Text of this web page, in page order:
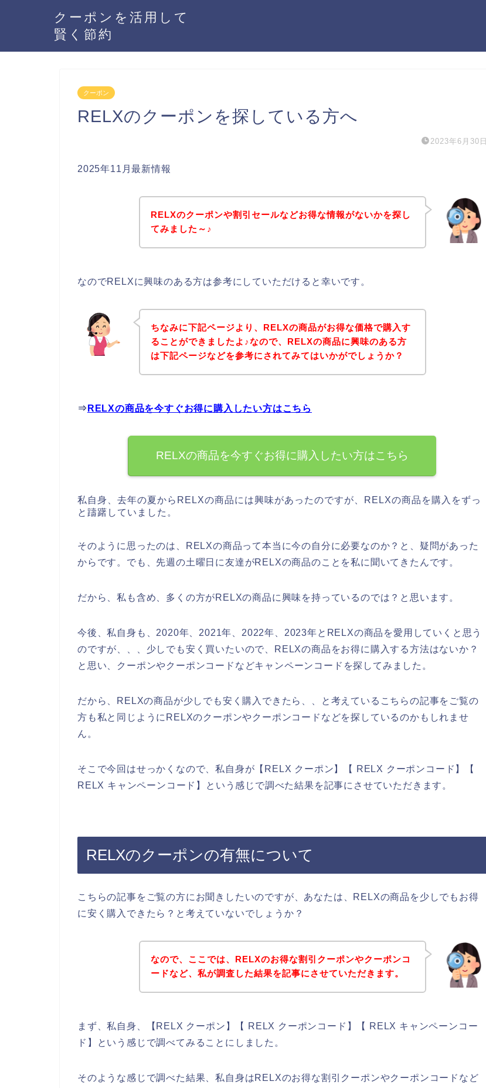
クーポンを活用して
賢く節約
クーポン
RELXのクーポンを探している方へ
2023年6月30日
2025年11月最新情報
RELXのクーポンや割引セールなどお得な情報がないかを探し
てみました～♪
なのでRELXに興味のある方は参考にしていただけると幸いです。
ちなみに下記ページより、RELXの商品がお得な価格で購入す
ることができましたよ♪なので、RELXの商品に興味のある方
は下記ページなどを参考にされてみてはいかがでしょうか？
⇒ RELXの商品を今すぐお得に購入したい方はこちら
RELXの商品を今すぐお得に購入したい方はこちら
私自身、去年の夏からRELXの商品には興味があったのですが、RELXの商品を購入をずっ
と躊躇していました。
そのように思ったのは、RELXの商品って本当に今の自分に必要なのか？と、疑問があった
からです。でも、先週の土曜日に友達がRELXの商品のことを私に聞いてきたんです。
だから、私も含め、多くの方がRELXの商品に興味を持っているのでは？と思います。
今後、私自身も、2020年、2021年、2022年、2023年とRELXの商品を愛用していくと思う
のですが、、、少しでも安く買いたいので、RELXの商品をお得に購入する方法はないか？
と思い、クーポンやクーポンコードなどキャンペーンコードを探してみました。
だから、RELXの商品が少しでも安く購入できたら、、と考えているこちらの記事をご覧の
方も私と同じようにRELXのクーポンやクーポンコードなどを探しているのかもしれませ
ん。
そこで今回はせっかくなので、私自身が【RELX クーポン】【 RELX クーポンコード】【
RELX キャンペーンコード】という感じで調べた結果を記事にさせていただきます。
RELXのクーポンの有無について
こちらの記事をご覧の方にお聞きしたいのですが、あなたは、RELXの商品を少しでもお得
に安く購入できたら？と考えていないでしょうか？
なので、ここでは、RELXのお得な割引クーポンやクーポンコ
ードなど、私が調査した結果を記事にさせていただきます。
まず、私自身、【RELX クーポン】【 RELX クーポンコード】【 RELX キャンペーンコー
ド】という感じで調べてみることにしました。
そのような感じで調べた結果、私自身はRELXのお得な割引クーポンやクーポンコードなど